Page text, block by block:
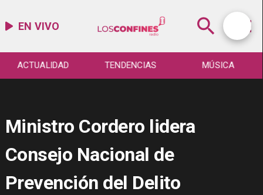
EN VIVO
ACTUALIDAD TENDENCIAS MÚSICA
Ministro Cordero lidera
Consejo Nacional de
Prevención del Delito